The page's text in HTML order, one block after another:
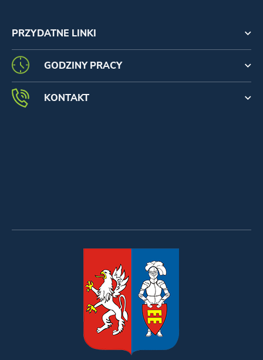
PRZYDATNE LINKI
GODZINY PRACY
KONTAKT